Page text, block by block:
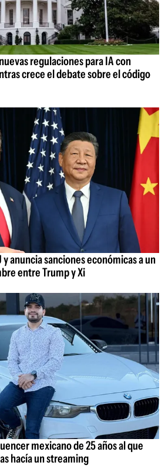
regulaciones para IA con
crece el debate sobre el código
y anuncia sanciones económicas a un
entre Trump y Xi
mexicano de 25 años al que
hacía un streaming